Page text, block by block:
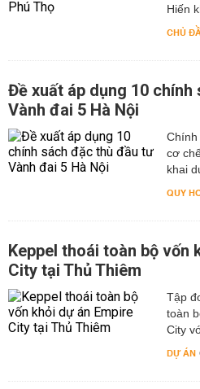
Hiến
CHỦ
Đề xuất áp dụng 10
Vành đai 5 Hà Nội
Chính
cơ
khai
QUY
Keppel thoái toàn bộ vốn
City tại Thủ Thiêm
Tập
toàn
City
DỰ ÁN